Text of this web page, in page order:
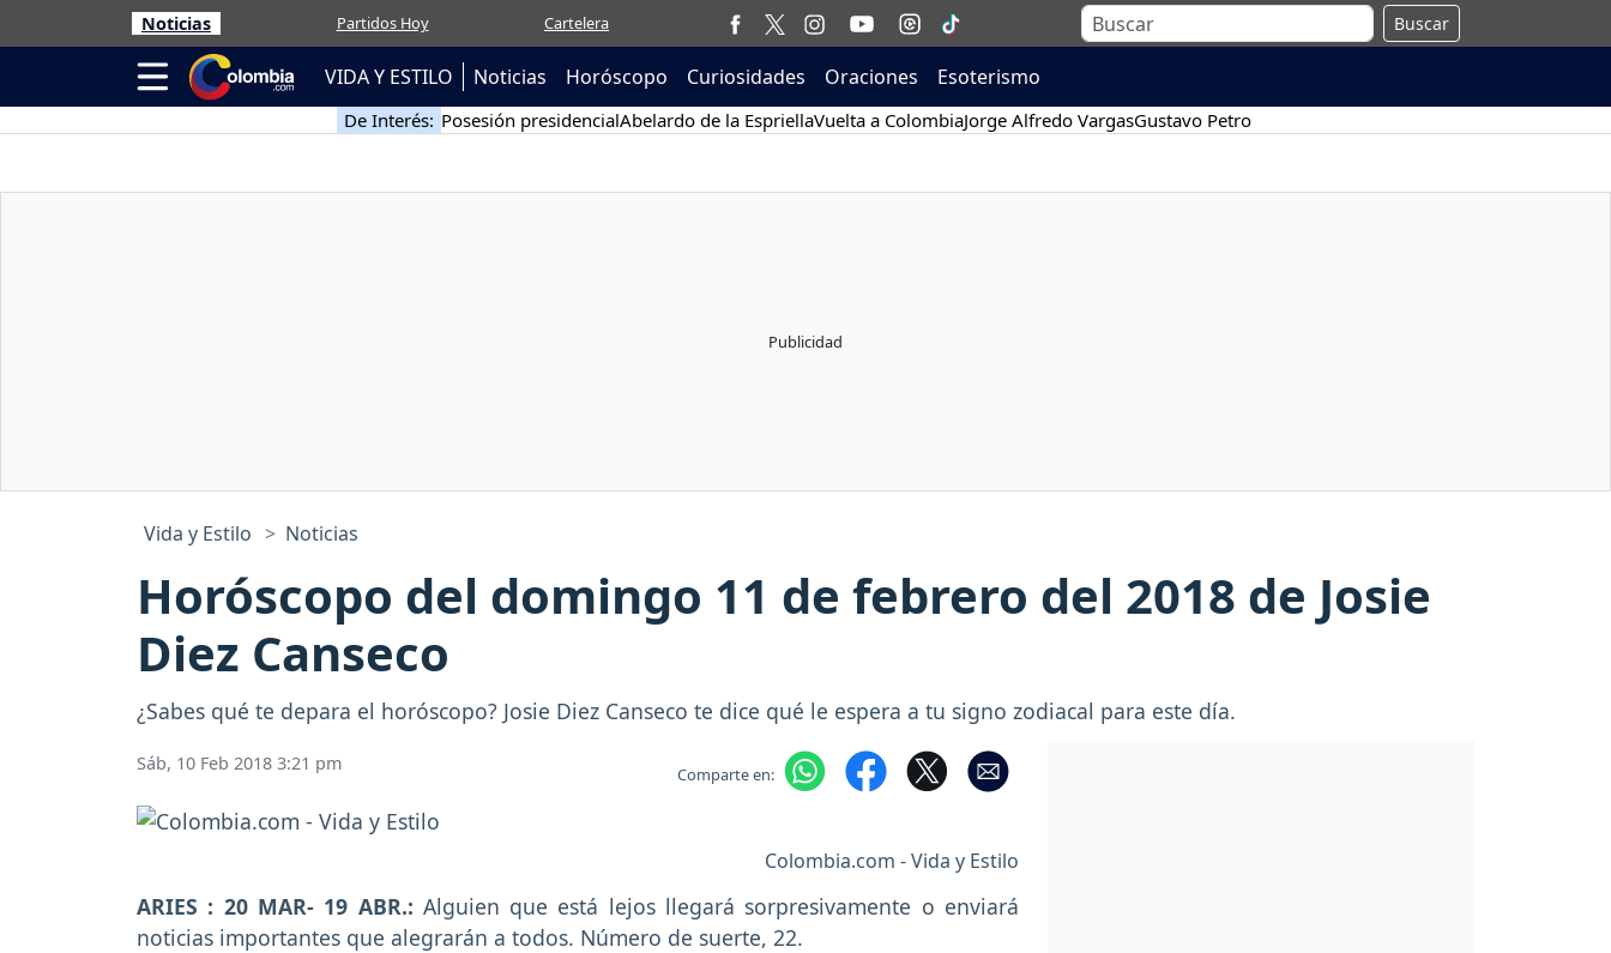
Noticias Partidos Hoy Cartelera Buscar
VIDA Y ESTILO Noticias Horóscopo Curiosidades Oraciones Esoterismo
De Interés: Posesión presidencialAbelardo de la EspriellaVuelta a ColombiaJorge Alfredo VargasGustavo Petro
Vida y Estilo Noticias
Horóscopo del domingo 11 de febrero del 2018 de Josie
Diez Canseco
¿Sabes qué te depara el horóscopo? Josie Diez Canseco te dice qué le espera a tu signo zodiacal para este día.
Sáb, 10 Feb 2018 3:21 pm Comparte en:
Colombia.com - Vida y Estilo
ARIES : 20 MAR- 19 ABR.: Alguien que está lejos llegará sorpresivamente o enviará
noticias importantes que alegrarán a todos. Número de suerte, 22.